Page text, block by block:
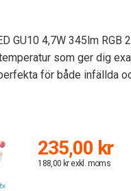
GU10 4,7W 345lm
som ger dig
för både infällda
235,00 kr
188,00 kr exkl. moms